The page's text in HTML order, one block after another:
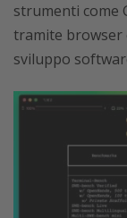
strumenti come
tramite browser
sviluppo